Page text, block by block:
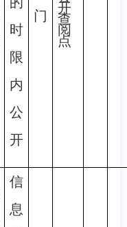
时
限
内
公
开
门
开
查
阅
点
信
息